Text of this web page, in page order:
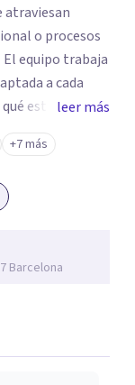
atraviesan
o procesos
a cada
está
con
se realiza en
el ritmo y
así
y
un espacio de
leer más
+7 más
Barcelona